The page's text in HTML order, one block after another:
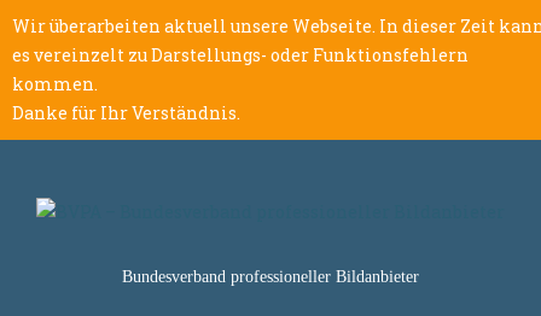
Wir überarbeiten aktuell unsere Webseite. In dieser Zeit
es vereinzelt zu Darstellungs- oder Funktionsfehlern
kommen.
Danke für Ihr Verständnis.
Bundesverband professioneller Bildanbieter